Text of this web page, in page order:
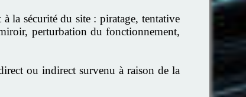
la sécurité du site : piratage, tentative
perturbation du fonctionnement,
ou indirect survenu à raison de la